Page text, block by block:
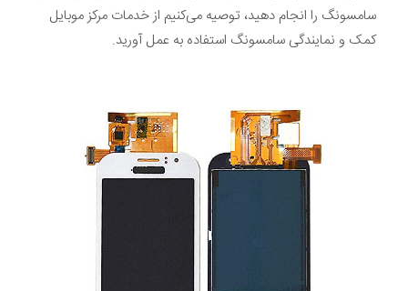
سامسونگ را انجام دهید، توصیه می‌کنیم از خدمات مرکز موبایل
کمک و نمایندگی سامسونگ استفاده به عمل آورید.